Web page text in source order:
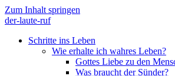
Zum Inhalt springen
der-laute-ruf
Schritte ins Leben
Wie erhalte ich wahres Leben?
Gottes Liebe zu den
Was braucht der Sünder?